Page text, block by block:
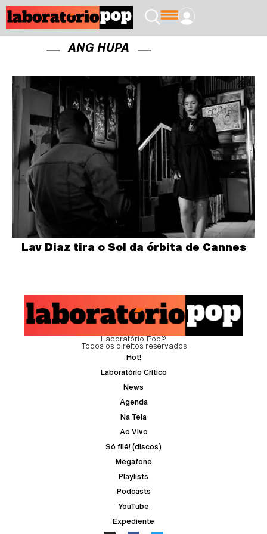
ANG HUPA
Lav Diaz tira o Sol da órbita de Cannes
Laboratório Pop®
Todos os direitos reservados
Hot!
Laboratório Crítico
News
Agenda
Na Tela
Ao Vivo
Só filé! (discos)
Megafone
Playlists
Podcasts
YouTube
Expediente